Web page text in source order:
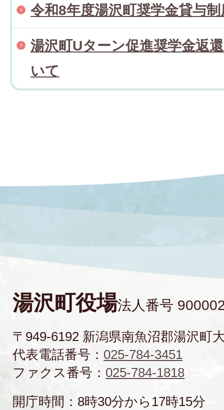
令和8年度湯沢町奨学金貸与
湯沢町Uターン促進奨学金返
いて
湯沢町役場法人番号
〒949-6192 新潟県南魚沼郡湯沢町
代表電話番号： 025-784-3451
ファクス番号： 025-784-1818
開庁時間：8時30分から17時15分